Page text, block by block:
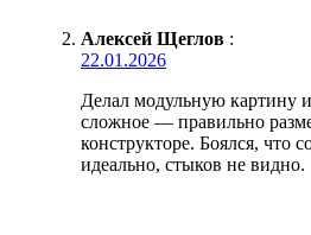
Алексей Щеглов :
22.01.2026
Делал модульную картину
сложное — правильно
конструкторе. Боялся, что
идеально, стыков не видно.